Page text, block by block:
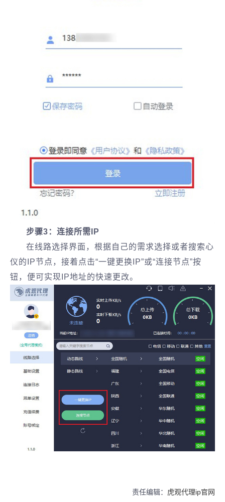
步骤3：连接所需IP
在线路选择界面，根据自己的需求选择或者搜索心
仪的IP节点，接着点击“一键更换IP”或“连接节点”按
钮，便可实现IP地址的快速更改。
责任编辑： 虎观代理ip官网